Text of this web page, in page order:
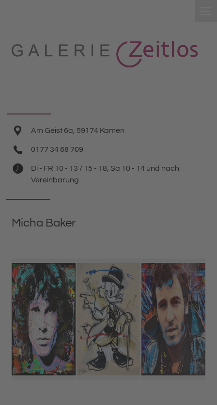
Am Geist 6a, 59174 Kamen
0177 34 68 709
Di - FR 10 - 13 / 15 - 18, Sa 10 - 14 und nach
Vereinbarung
Micha Baker